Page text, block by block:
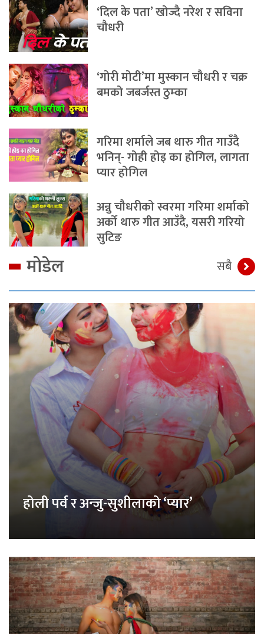
‘दिल के पता’ खोज्दै नरेश र सविना
चौधरी
‘गोरी मोटी’मा मुस्कान चौधरी र चक्र
बमको जबर्जस्त ठुम्का
गरिमा शर्माले जब थारु गीत गाउँदै
भनिन्- गोही होइ का होगिल, लागता
प्यार होगिल
अन्नु चौधरीको स्वरमा गरिमा शर्माको
अर्को थारु गीत आउँदै, यसरी गरियो
सुटिङ
मोडेल सबै
होली पर्व र अन्जु-सुशीलाको ‘प्यार’